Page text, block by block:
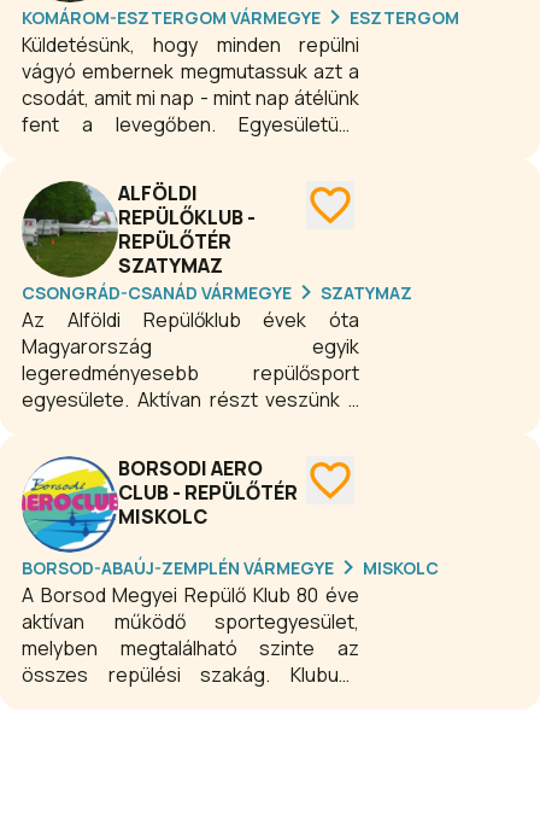
KOMÁROM-ESZTERGOM VÁRMEGYE ESZTERGOM
Küldetésünk, hogy minden repülni
vágyó embernek megmutassuk azt a
csodát, amit mi nap - mint nap átélünk
fent a levegőben. Egyesületünk
képzéssel, karbantartással valamint
egyéb szolgáltatásokkal (terület és
oktatóterem bérbeadással,
repülőgép tárolással) foglalkozik. Az
Aero Club Esztergom tapasztalt
oktatókkal és jól karbantartott
repülőgépekkel várja a repülés
szerelmeseit. A klub rendszeresen
szervez repülős eseményeket,
amelyek hozzájárulnak a közösség
szenvedély megosztásához.
ALFÖLDI
REPÜLŐKLUB -
REPÜLŐTÉR
SZATYMAZ
CSONGRÁD-CSANÁD VÁRMEGYE SZATYMAZ
Az Alföldi Repülőklub évek óta
Magyarország egyik
legeredményesebb repülősport
egyesülete. Aktívan részt veszünk a
Tevékenységünknek és közösségi
rendezvényeinknek kellemes helyet
nyújt a Szatymazi Repülőtér.
BORSODI AERO
CLUB - REPÜLŐTÉR
MISKOLC
BORSOD-ABAÚJ-ZEMPLÉN VÁRMEGYE MISKOLC
A Borsod Megyei Repülő Klub 80 éve
aktívan működő sportegyesület,
melyben megtalálható szinte az
összes repülési szakág. Klubunk